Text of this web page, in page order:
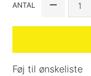
ANTAL
Føj til ønskeliste